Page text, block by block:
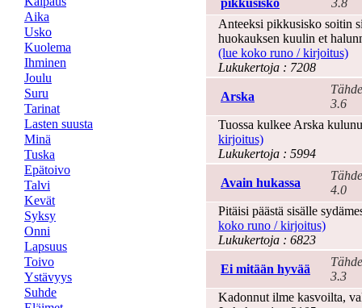
Aika
Usko
Kuolema
Ihminen
Joulu
Suru
Tarinat
Lasten suusta
Minä
Tuska
Epätoivo
Talvi
Kevät
Syksy
Onni
Lapsuus
Toivo
Ystävyys
Suhde
pikkusisko
3.8
Anteeksi pikkusisko soitin
huokauksen kuulin et
(lue koko runo / kirjoitus)
Lukukertoja : 7208
Arska
3.6
Tuossa kulkee Arska
kirjoitus)
Lukukertoja : 5994
Avain hukassa
4.0
Pitäisi päästä sisälle
koko runo / kirjoitus)
Lukukertoja : 6823
Ei mitään hyvää
3.3
Kadonnut ilme kasvoilta,